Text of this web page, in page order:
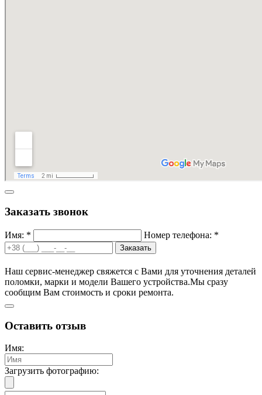
Заказать звонок
Имя: * Номер телефона: *
Заказать
Наш сервис-менеджер свяжется с Вами для уточнения деталей
поломки, марки и модели Вашего устройства.Мы сразу
сообщим Вам стоимость и сроки ремонта.
Оставить отзыв
Имя:
Загрузить фотографию: